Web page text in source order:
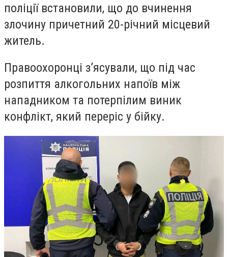
поліції встановили, що до вчинення
злочину причетний 20-річний місцевий
житель.
Правоохоронці з’ясували, що під час
розпиття алкогольних напоїв між
нападником та потерпілим виник
конфлікт, який переріс у бійку.